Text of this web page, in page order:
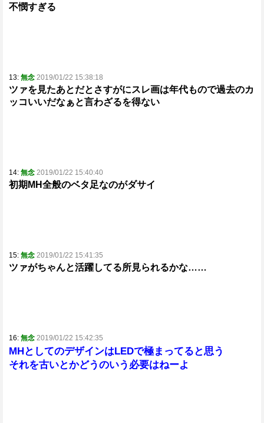
不憫すぎる
13: 無念 2019/01/22 15:38:18
ツァを見たあとだとさすがにスレ画は年代もので過去のカ
ッコいいだなぁと言わざるを得ない
14: 無念 2019/01/22 15:40:40
初期MH全般のベタ足なのがダサイ
15: 無念 2019/01/22 15:41:35
ツァがちゃんと活躍してる所見られるかな……
16: 無念 2019/01/22 15:42:35
MHとしてのデザインはLEDで極まってると思う
それを古いとかどうのいう必要はねーよ